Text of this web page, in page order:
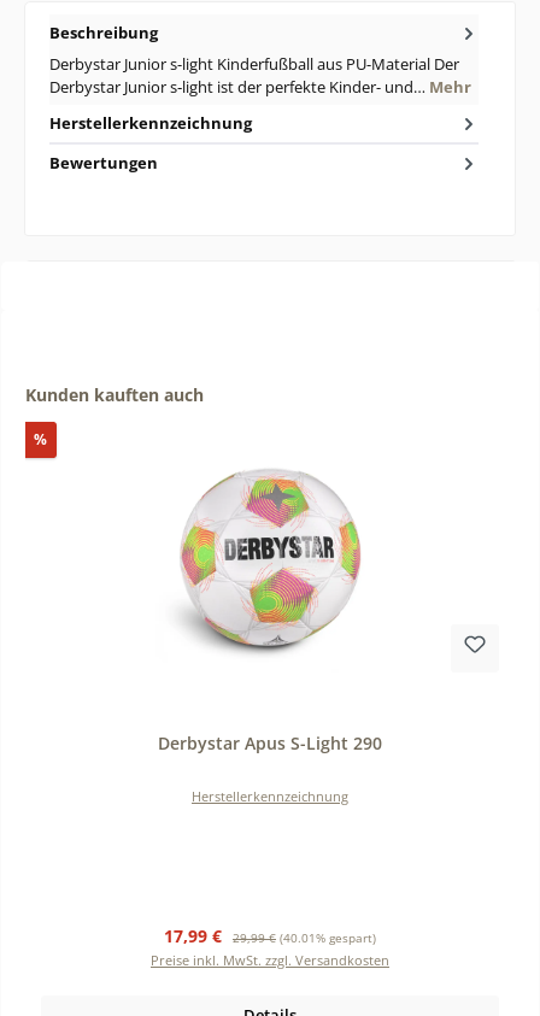
Beschreibung
Derbystar Junior s-light Kinderfußball aus PU-Material Der
Derbystar Junior s‑light ist der perfekte Kinder- und… Mehr
Herstellerkennzeichnung
Bewertungen
Produktgalerie überspringen
Kunden kauften auch
%Rabatt
Derbystar Apus S-Light 290
Herstellerkennzeichnung
Verkaufspreis:
17,99 € Regulärer Preis:
29,99 € (40.01% gespart)
Preise inkl. MwSt. zzgl. Versandkosten